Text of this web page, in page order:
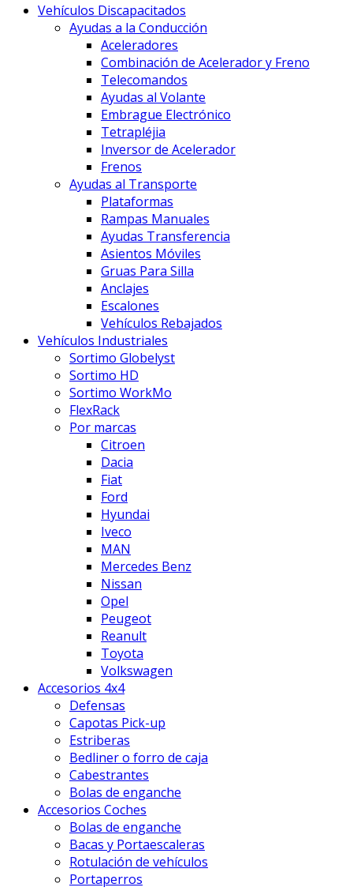
Vehículos Discapacitados
Ayudas a la Conducción
Aceleradores
Combinación de Acelerador y Freno
Telecomandos
Ayudas al Volante
Embrague Electrónico
Tetrapléjia
Inversor de Acelerador
Frenos
Ayudas al Transporte
Plataformas
Rampas Manuales
Ayudas Transferencia
Asientos Móviles
Gruas Para Silla
Anclajes
Escalones
Vehículos Rebajados
Vehículos Industriales
Sortimo Globelyst
Sortimo HD
Sortimo WorkMo
FlexRack
Por marcas
Citroen
Dacia
Fiat
Ford
Hyundai
Iveco
MAN
Mercedes Benz
Nissan
Opel
Peugeot
Reanult
Toyota
Volkswagen
Accesorios 4x4
Defensas
Capotas Pick-up
Estriberas
Bedliner o forro de caja
Cabestrantes
Bolas de enganche
Accesorios Coches
Bolas de enganche
Bacas y Portaescaleras
Rotulación de vehículos
Portaperros